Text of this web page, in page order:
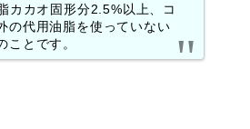
カカオ固形分2.5%以上、コ
の代用油脂を使っていない
ことです。